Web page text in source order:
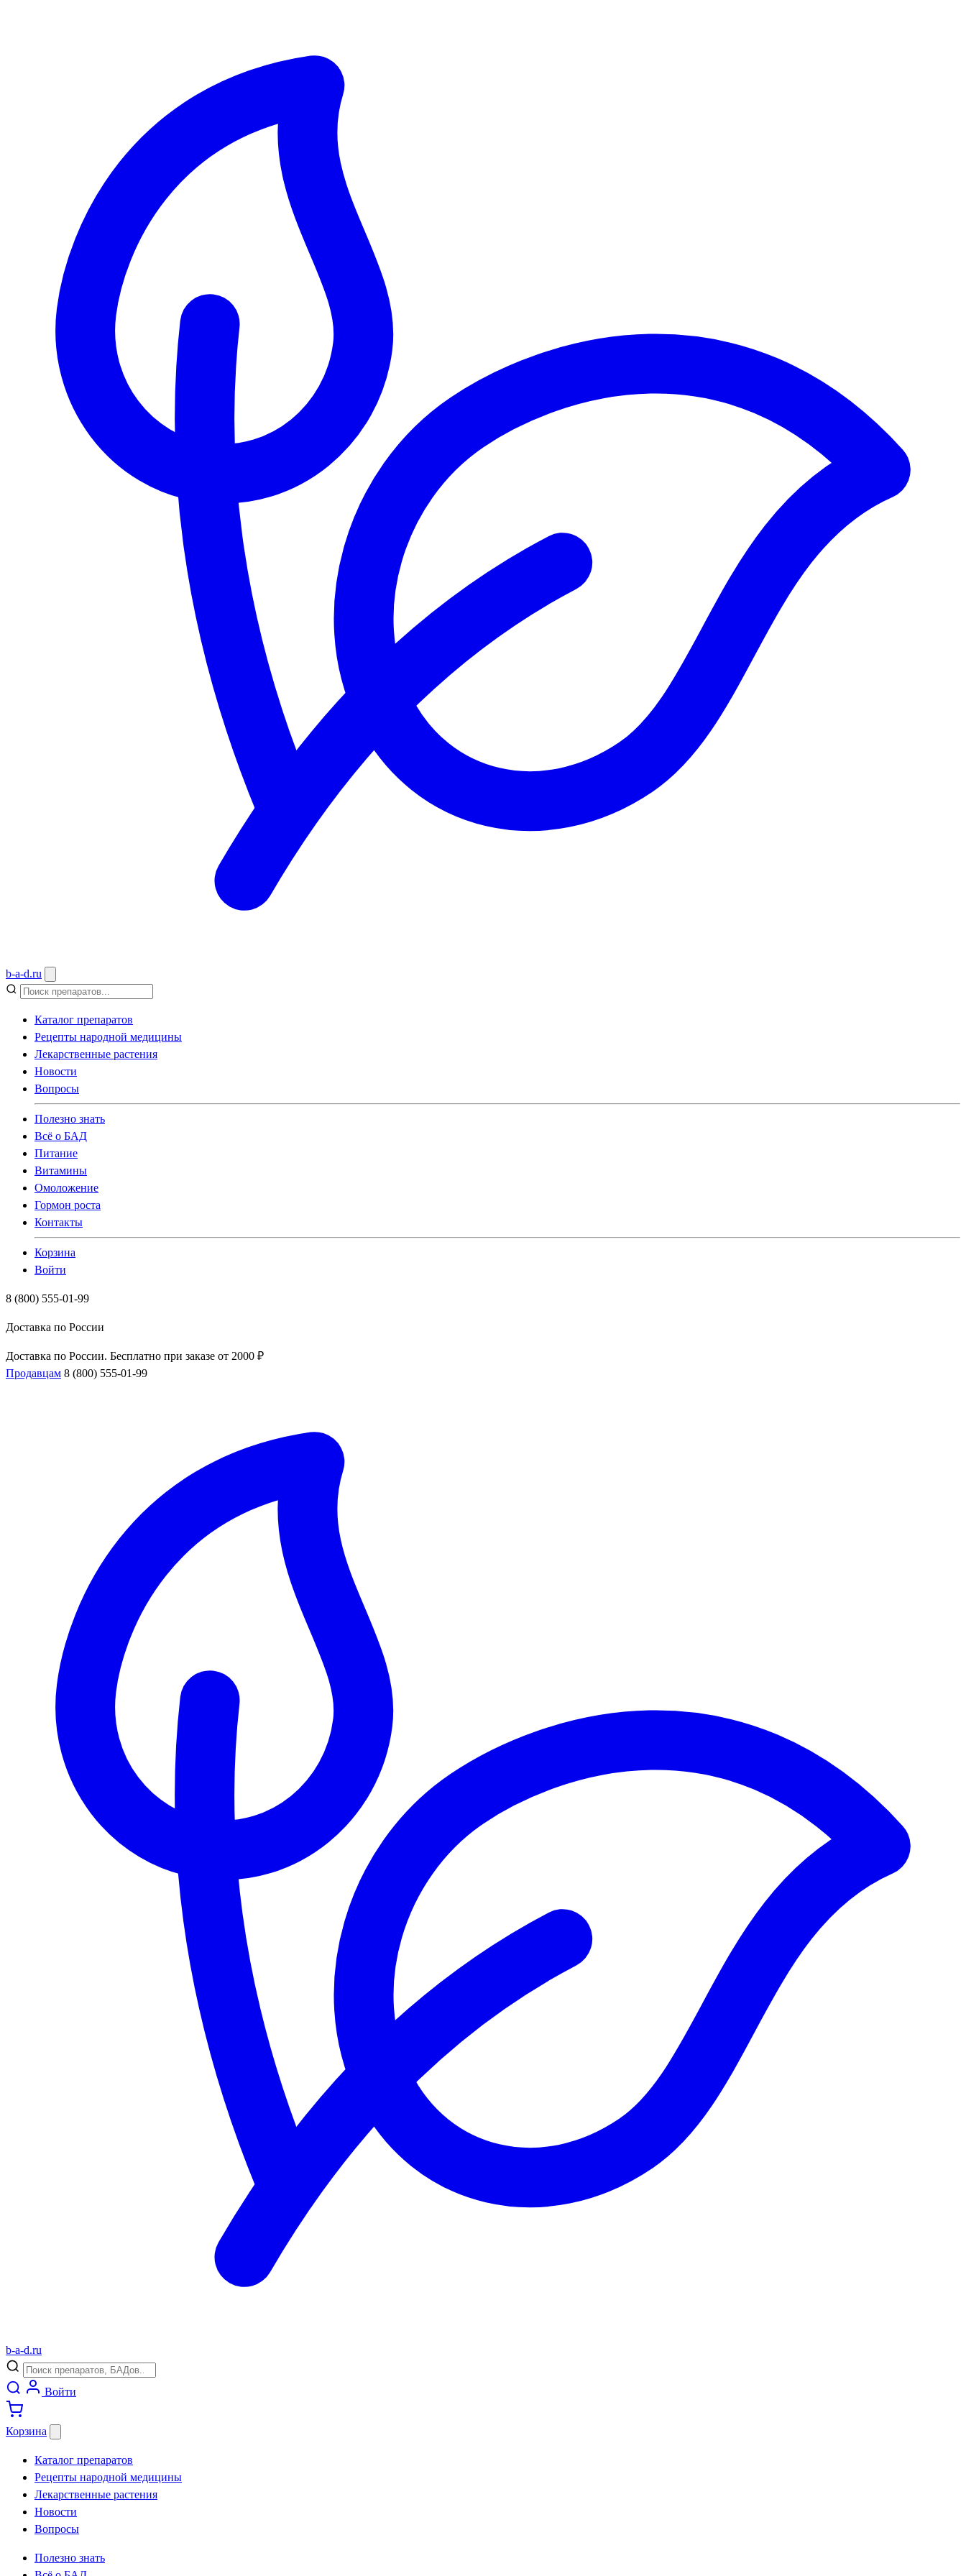
b-a-d.ru
Каталог препаратов
Рецепты народной медицины
Лекарственные растения
Новости
Вопросы
Полезно знать
Всё о БАД
Питание
Витамины
Омоложение
Гормон роста
Контакты
Корзина
Войти
8 (800) 555-01-99
Доставка по России
Доставка по России. Бесплатно при заказе от 2000 ₽
Продавцам 8 (800) 555-01-99
b-a-d.ru
Войти
Корзина
Каталог препаратов
Рецепты народной медицины
Лекарственные растения
Новости
Вопросы
Полезно знать